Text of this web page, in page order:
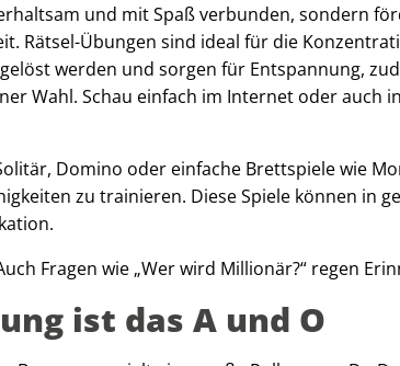
und mit Spaß verbunden, sondern
Rätsel-Übungen sind ideal für die
werden und sorgen für Entspannung,
Wahl. Schau einfach im Internet oder auch
Domino oder einfache Brettspiele wie
zu trainieren. Diese Spiele können in
Fragen wie „Wer wird Millionär?“ regen
ist das A und O